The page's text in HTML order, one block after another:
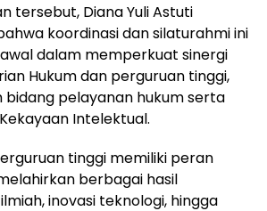
tersebut, Diana Yuli Astuti
koordinasi dan silaturahmi ini
dalam memperkuat sinergi
Hukum dan perguruan tinggi,
bidang pelayanan hukum serta
Intelektual.
tinggi memiliki peran
berbagai hasil
inovasi teknologi, hingga